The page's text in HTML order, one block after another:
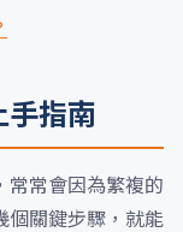
手指南
常常會因為繁複的
個關鍵步驟，就能